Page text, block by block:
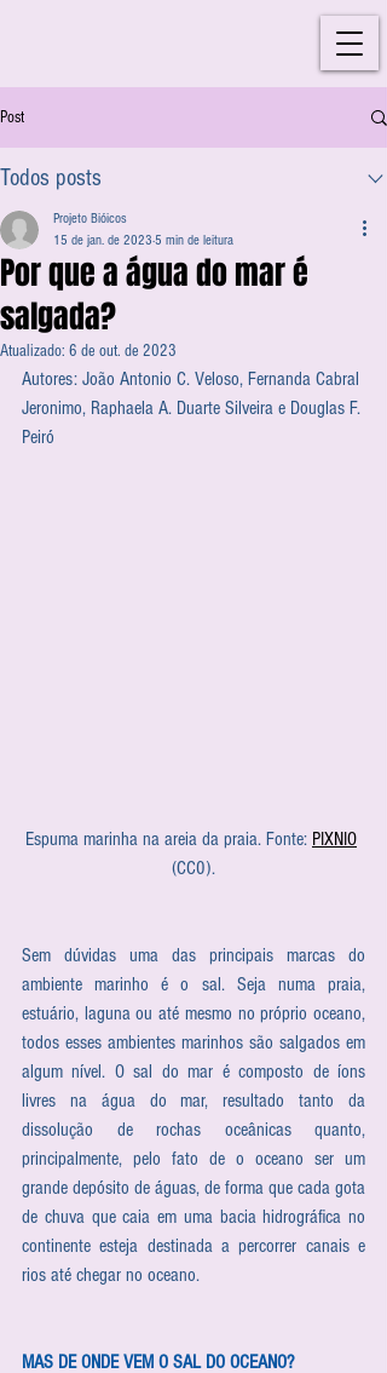
Post
Todos posts
Por que a água do mar é
salgada?
Projeto Bióicos
15 de jan. de 2023 5 min de leitura
Atualizado: 6 de out. de 2023
Autores: João Antonio C. Veloso, Fernanda Cabral
Jeronimo, Raphaela A. Duarte Silveira e Douglas F.
Peiró
Espuma marinha na areia da praia. Fonte: PIXNIO
(CC0).
Sem dúvidas uma das principais marcas do
ambiente marinho é o sal. Seja numa praia,
estuário, laguna ou até mesmo no próprio oceano,
todos esses ambientes marinhos são salgados em
algum nível. O sal do mar é composto de íons
livres na água do mar, resultado tanto da
dissolução de rochas oceânicas quanto,
principalmente, pelo fato de o oceano ser um
grande depósito de águas, de forma que cada gota
de chuva que caia em uma bacia hidrográfica no
continente esteja destinada a percorrer canais e
rios até chegar no oceano.
MAS DE ONDE VEM O SAL DO OCEANO?